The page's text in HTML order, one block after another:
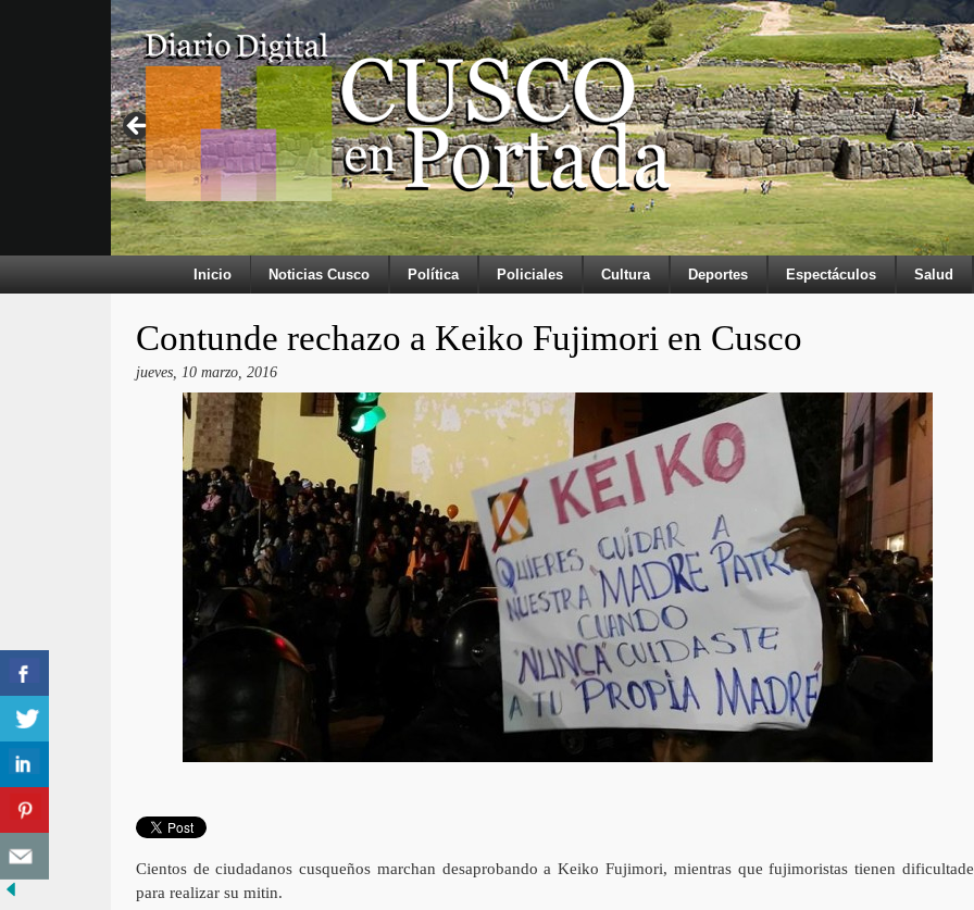
Inicio Noticias Cusco Política Policiales Cultura Deportes Espectáculos Salud
Contunde rechazo a Keiko Fujimori en Cusco
jueves, 10 marzo, 2016
Cientos de ciudadanos cusqueños marchan desaprobando a Keiko Fujimori, mientras que fujimoristas tienen
para realizar su mitin.